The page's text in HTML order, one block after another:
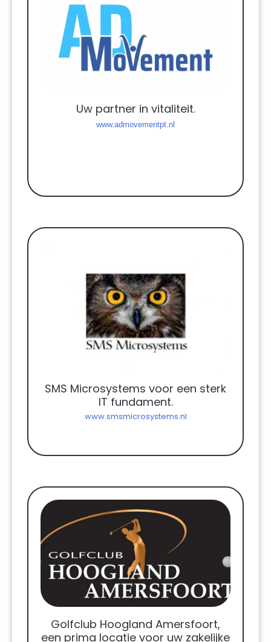
Uw partner in vitaliteit.
www.admovementpt.nl
SMS Microsystems voor een sterk
IT fundament.
www.smsmicrosystems.nl
Golfclub Hoogland Amersfoort,
een prima locatie voor uw zakelijke